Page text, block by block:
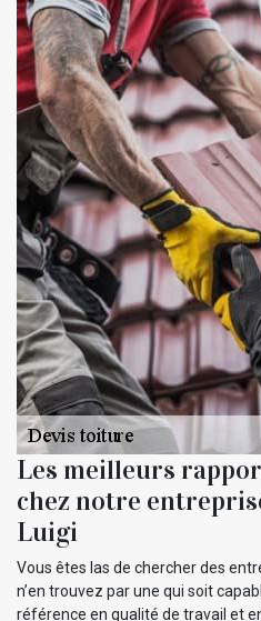
Les meilleurs
chez notre
Luigi
Vous êtes las de chercher des
n’en trouvez par une qui soit
référence en qualité de travail et